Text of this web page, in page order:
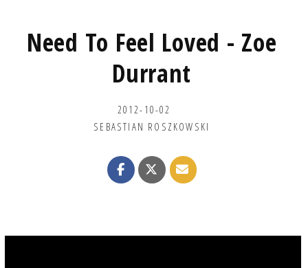
Need To Feel Loved - Zoe
Durrant
2012-10-02
SEBASTIAN ROSZKOWSKI